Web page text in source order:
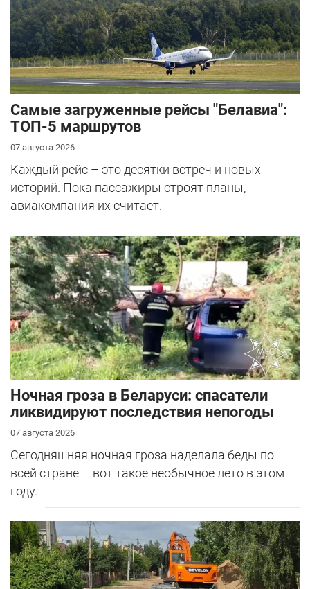
Самые загруженные рейсы "Белавиа":
ТОП-5 маршрутов
07 августа 2026
Каждый рейс – это десятки встреч и новых
историй. Пока пассажиры строят планы,
авиакомпания их считает.
Ночная гроза в Беларуси: спасатели
ликвидируют последствия непогоды
07 августа 2026
Сегодняшняя ночная гроза наделала беды по
всей стране – вот такое необычное лето в этом
году.